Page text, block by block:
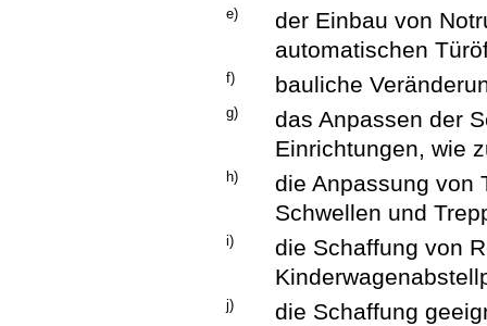
e)
der Einbau von
automatischen
f) bauliche
g)
das Anpassen der
Einrichtungen, wie
h)
die Anpassung von
Schwellen und
i)
die Schaffung von
j)
die Schaffung